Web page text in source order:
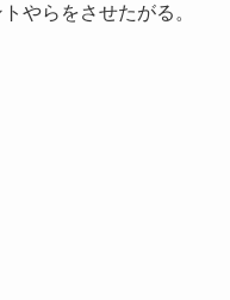
やらをさせたがる。